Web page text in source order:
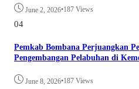
June 2, 2026•187 Views
04
Pemkab Bombana Perjuangkan
Pengembangan Pelabuhan di
June 8, 2026•187 Views